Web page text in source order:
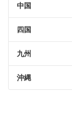
中国
四国
九州
沖縄